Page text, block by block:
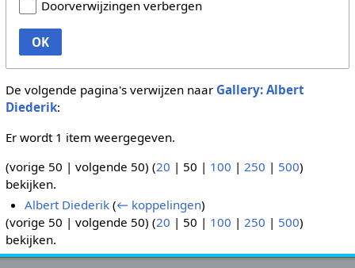
Doorverwijzingen verbergen
OK
De volgende pagina's verwijzen naar Gallery: Albert
Diederik:
Er wordt 1 item weergegeven.
(vorige 50 | volgende 50) (20 | 50 | 100 | 250 | 500)
bekijken.
Albert Diederik (← koppelingen)
(vorige 50 | volgende 50) (20 | 50 | 100 | 250 | 500)
bekijken.